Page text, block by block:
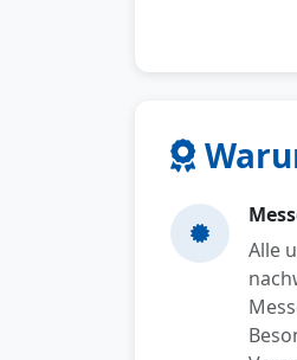
Alle